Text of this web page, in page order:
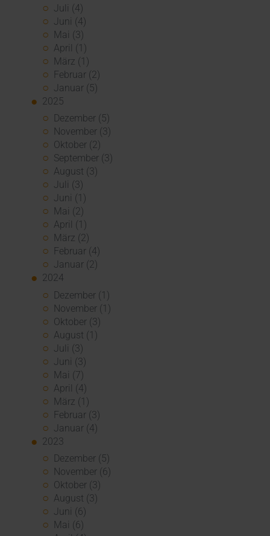
Juli (4)
Juni (4)
Mai (3)
April (1)
März (1)
Februar (2)
Januar (5)
2025
Dezember (5)
November (3)
Oktober (2)
September (3)
August (3)
Juli (3)
Juni (1)
Mai (2)
April (1)
März (2)
Februar (4)
Januar (2)
2024
Dezember (1)
November (1)
Oktober (3)
August (1)
Juli (3)
Juni (3)
Mai (7)
April (4)
März (1)
Februar (3)
Januar (4)
2023
Dezember (5)
November (6)
Oktober (3)
August (3)
Juni (6)
Mai (6)